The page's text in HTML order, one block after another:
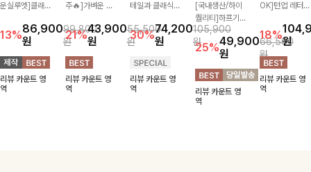
운실루엣]클래
하게 걸치기 좋
은 반팔 자켓-자
주 입게 될 깔끔
한 핏은 물론, 쾌
적함도 챙겨드려
요 :)
13%86,900
원
99,800
원
리뷰 카운트 영
역
주🔥]가벼운 소
기만 해도 캐주
얼한 무드를 만
들어주며 반팔
디자인으로 더운
날에도 편안하게
착용 가능한 반
21%43,900
원
55,500
원
리뷰 카운트 영
역
테일과 클래식한
인으로 세련된
무드를 완성한
볍게 걸쳐주기만
해도 멋스럽게
스타일링돼요
30%74,200
원
105,900
원
리뷰 카운트 영
역
[국내생산/하이
퀄리티]하프기
장의 부담스럽지
않은 기장으로
클래식이 주는
멋!스탠다드한
핏이 멋스러운,
쾌적하면서 세련
된 무드의 썸머
25%49,900
원
66,500
원
리뷰 카운트 영
역
OK]턴업 레터링
있게 완성된 썸
머 자켓, 더블버
튼 디자인으로
깔끔하고 세련된
무드가 느껴져요
🩶 가볍고 시원
18%원
리뷰 카운트 영
역